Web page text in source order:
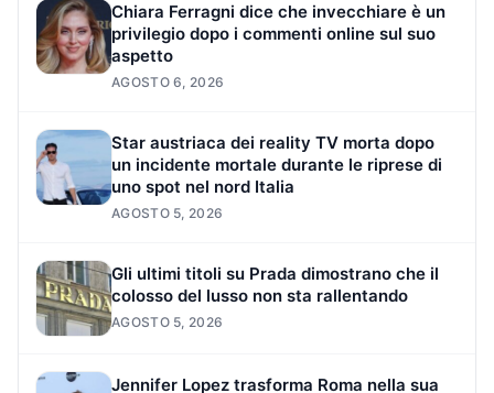
Chiara Ferragni dice che invecchiare è un
privilegio dopo i commenti online sul suo
aspetto
AGOSTO 6, 2026
Star austriaca dei reality TV morta dopo
un incidente mortale durante le riprese di
uno spot nel nord Italia
AGOSTO 5, 2026
Gli ultimi titoli su Prada dimostrano che il
colosso del lusso non sta rallentando
AGOSTO 5, 2026
Jennifer Lopez trasforma Roma nella sua